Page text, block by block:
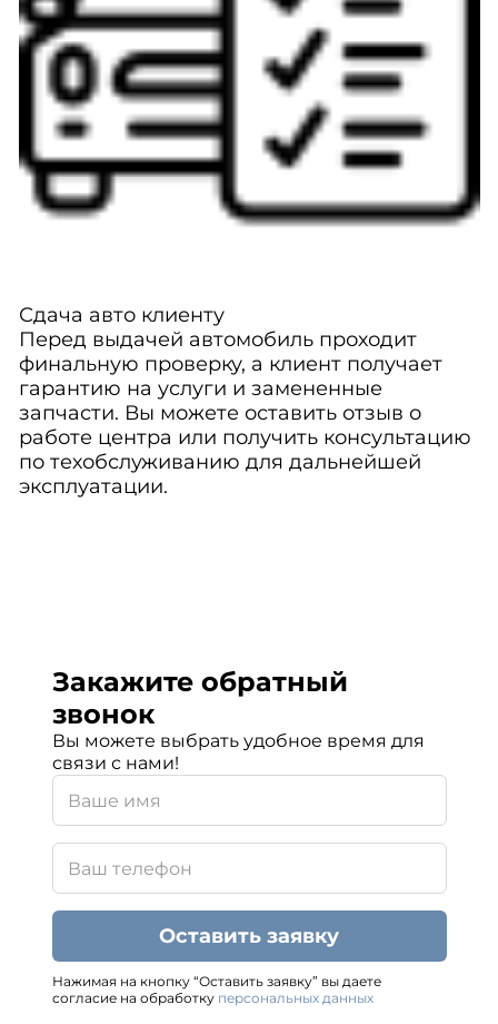
Сдача авто клиенту
Перед выдачей автомобиль проходит
финальную проверку, а клиент получает
гарантию на услуги и замененные
запчасти. Вы можете оставить отзыв о
работе центра или получить консультацию
по техобслуживанию для дальнейшей
эксплуатации.
Закажите обратный
звонок
Вы можете выбрать удобное время для
связи с нами!
Оставить заявку
Нажимая на кнопку “Оставить заявку” вы даете
согласие на обработку персональных данных